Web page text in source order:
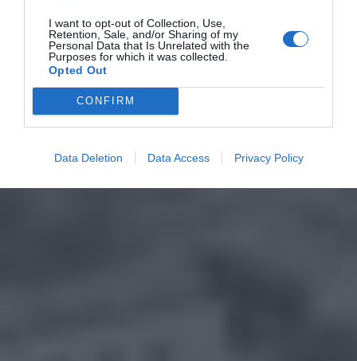
I want to opt-out of Collection, Use,
Retention, Sale, and/or Sharing of my
Personal Data that Is Unrelated with the
Purposes for which it was collected.
Opted Out
CONFIRM
Data Deletion Data Access Privacy Policy